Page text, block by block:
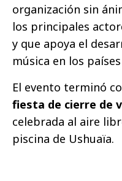
organización sin
los principales
y que apoya el
música en los
El evento terminó
fiesta de cierre de
celebrada al aire
piscina de Ushuaïa.